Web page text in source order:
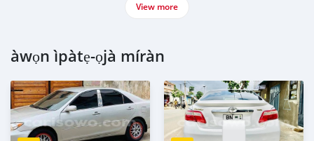
View more
àwọn ìpàtẹ-ọjà míràn